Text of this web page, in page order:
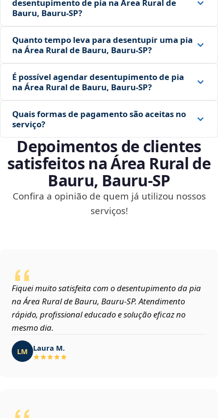
desentupimento de pia na Área Rural de
Bauru, Bauru‑SP?
Quanto tempo leva para desentupir uma pia
na Área Rural de Bauru, Bauru‑SP?
É possível agendar desentupimento de pia
na Área Rural de Bauru, Bauru‑SP?
Quais formas de pagamento são aceitas no
serviço?
Depoimentos de clientes
satisfeitos na Área Rural de
Bauru, Bauru‑SP
Confira a opinião de quem já utilizou nossos
serviços!
Fiquei muito satisfeita com o desentupimento da pia
na Área Rural de Bauru, Bauru‑SP. Atendimento
rápido, profissional educado e solução eficaz no
mesmo dia.
LM Laura M.